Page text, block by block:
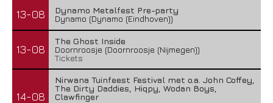
13-08
Dynamo Metalfest Pre-party
Dynamo (Dynamo (Eindhoven))
13-08
The Ghost Inside
Doornroosje (Doornroosje (Nijmegen))
Tickets
14-08
Nirwana Tuinfeest Festival met o.a. John Coffey,
The Dirty Daddies, Hiqpy, Wodan Boys,
Clawfinger